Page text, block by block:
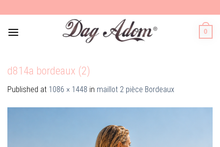
to
content
0
d814a bordeaux (2)
Published at 1086 × 1448 in maillot 2 pièce Bordeaux